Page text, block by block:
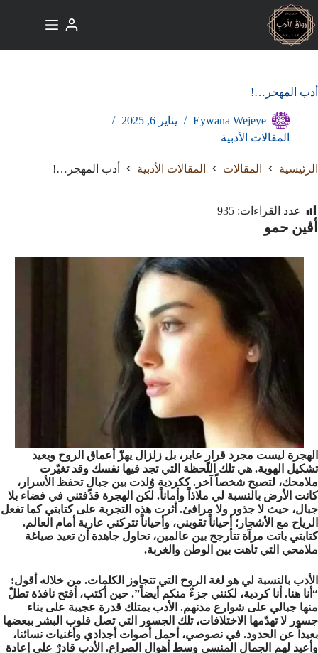
التجاوز
إلى
المحتوى
أدب المهجر…!
Eywana Wejeye
يناير 6, 2025
المقالات الأدبية
الرئيسية المقالات المقالات الأدبية أدب المهجر…!
عدد القراءات: 935
أڤين حمو
الهجرة ليست مجرد قرارٍ عابر، بل زلزال يهزّ أعماق الروح ويعيد
تشكيل الهوية. هي تلك اللحظة التي تجد فيها نفسك وقد تغيّرت
ملامحك، لتصبح شخصاً آخر. ككردية وُلدت بين جبالٍ تحفظ الأسرار،
كانت الأرض بالنسبة لي ملاذاً وأماناً. لكن الهجرة قذفتني في فضاء بلا
جبال، حيث لا جذور ولا مرافئ. أثرت هذه التجربة على كتابتي كما تفعل
الرياح مع الأشجار؛ أحياناً تقويني، وأحياناً تتركني عارية أمام العالم.
كتابتي باتت مرآة تتأرجح بين عالمين، تحاول جاهدة أن تعيد صياغة
ملامحي التي تاهت بين الوطن والغربة.
الأدب بالنسبة لي هو لغة الروح التي تتجاوز الكلمات. من خلاله أقول:
“أنا هنا. أنا كردية، لكنني جزءٌ منكم أيضاً”. حين أكتب، أفتح نافذة تطلّ
منها جبالي على شوارع مدنهم. الأدب يمتلك قدرة عجيبة على بناء
جسور لا تهدّمها الاختلافات، تلك الجسور التي تصل قلوب البشر ببعضها
بعيداً عن الحدود. في نصوصي، أحمل أصوات أجدادي وأغنيات نسائنا،
وأعيد لهم الجمال المنسي وسط أهوال الصراع. الأدب قادرٌ على إعادة